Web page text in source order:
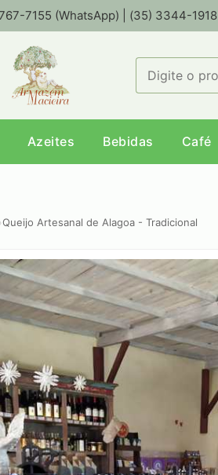
7155 (WhatsApp) | (35) 3344-1918
Azeites Bebidas Café
›Queijo Artesanal de Alagoa - Tradicional